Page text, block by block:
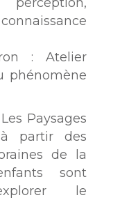
: Atelier
phénomène
Paysages
à partir des
de la
sont
le